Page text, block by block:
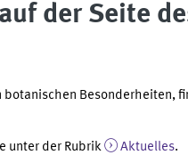
der Seite
Besonderheiten,
unter der Rubrik Aktuelles.